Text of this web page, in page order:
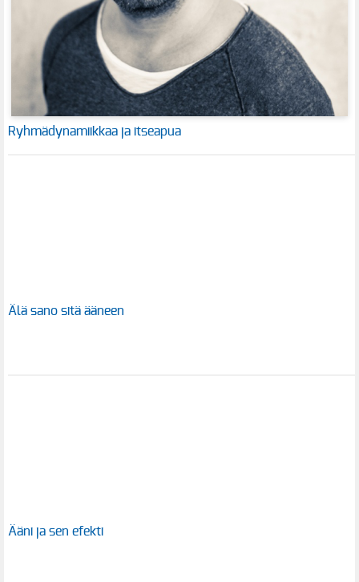
Ryhmädynamiikkaa ja itseapua
Älä sano sitä ääneen
Ääni ja sen efekti